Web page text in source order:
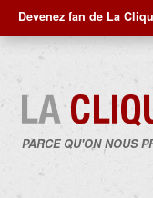
Devenez fan de La
PARCE QU'ON NOUS